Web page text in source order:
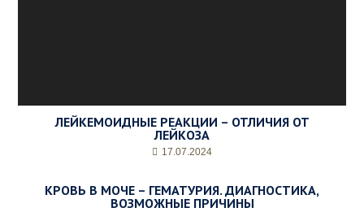
ЛЕЙКЕМОИДНЫЕ РЕАКЦИИ – ОТЛИЧИЯ ОТ
ЛЕЙКОЗА
17.07.2024
КРОВЬ В МОЧЕ – ГЕМАТУРИЯ. ДИАГНОСТИКА,
ВОЗМОЖНЫЕ ПРИЧИНЫ